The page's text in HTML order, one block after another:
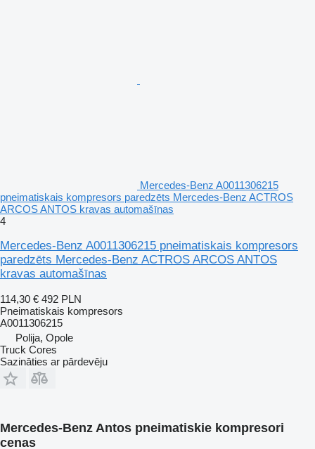
Mercedes-Benz A0011306215
pneimatiskais kompresors paredzēts Mercedes-Benz ACTROS
ARCOS ANTOS kravas automašīnas
4
Mercedes-Benz A0011306215 pneimatiskais kompresors
paredzēts Mercedes-Benz ACTROS ARCOS ANTOS
kravas automašīnas
114,30 € 492 PLN
Pneimatiskais kompresors
A0011306215
Polija, Opole
Truck Cores
Sazināties ar pārdevēju
Mercedes-Benz Antos pneimatiskie kompresori
cenas